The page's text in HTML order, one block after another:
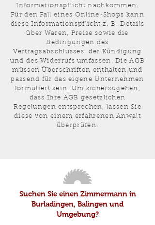
Informationspflicht nachkommen.
Für den Fall eines Online-Shops kann
diese Informationspflicht z. B. Details
über Waren, Preise sowie die
Bedingungen des
Vertragsabschlusses, der Kündigung
und des Widerrufs umfassen. Die AGB
müssen Überschriften enthalten und
passend für das eigene Unternehmen
formuliert sein. Um sicherzugehen,
dass Ihre AGB gesetzlichen
Regelungen entsprechen, lassen Sie
diese von einem erfahrenen Anwalt
überprüfen.
Suchen Sie einen Zimmermann in
Burladingen, Balingen und
Umgebung?